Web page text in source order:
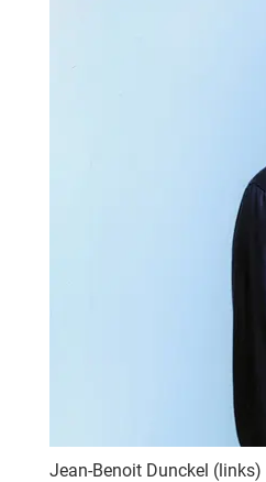
Jean-Benoit Dunckel